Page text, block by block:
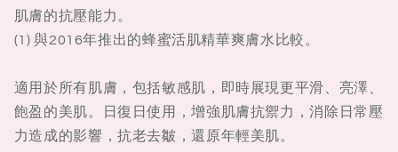
肌膚的抗壓能力。
(1) 與2016年推出的蜂蜜活肌精華爽膚水比較。
適用於所有肌膚，包括敏感肌，即時展現更平滑、亮澤、
飽盈的美肌。日復日使用，增強肌膚抗禦力，消除日常壓
力造成的影響，抗老去皺，還原年輕美肌。